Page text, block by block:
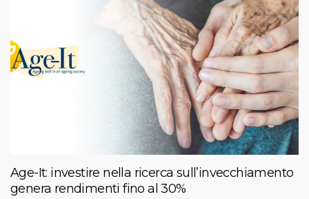
Age-It: investire nella ricerca sull’invecchiamento
genera rendimenti fino al 30%